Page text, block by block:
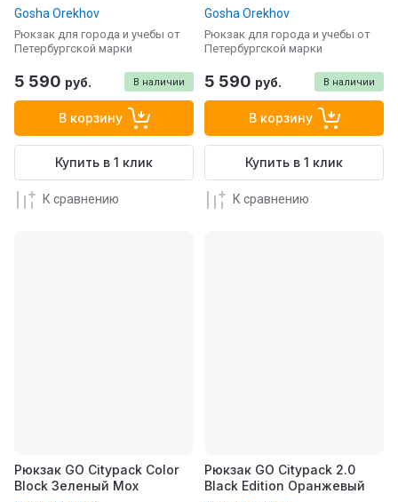
Gosha Orekhov
Рюкзак для города и учебы от
Петербургской марки
В наличии
5 590 руб.
В корзину
Купить в 1 клик
К сравнению
Gosha Orekhov
Рюкзак для города и учебы от
Петербургской марки
В наличии
5 590 руб.
В корзину
Купить в 1 клик
К сравнению
Рюкзак GO Citypack Color
Block Зеленый Мох
Рюкзак GO Citypack 2.0
Black Edition Оранжевый